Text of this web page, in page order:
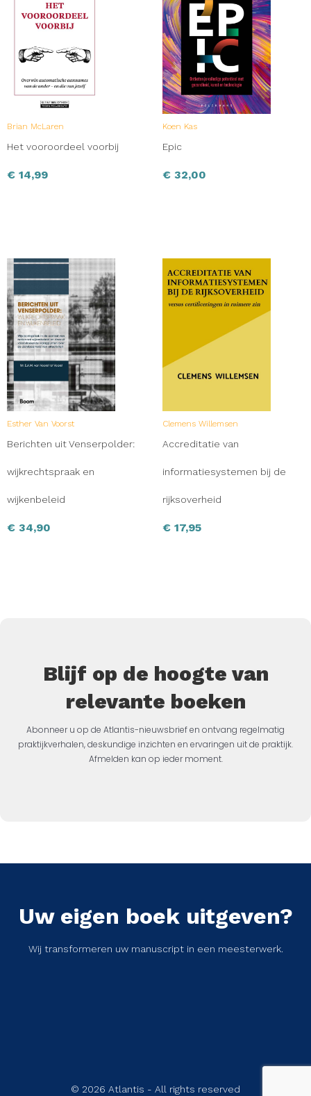
Brian McLaren
Het vooroordeel voorbij
€ 14,99
Koen Kas
Epic
€ 32,00
Esther Van Voorst
Berichten uit Venserpolder:
wijkrechtspraak en
wijkenbeleid
€ 34,90
Clemens Willemsen
Accreditatie van
informatiesystemen bij de
rijksoverheid
€ 17,95
Blijf op de hoogte van
relevante boeken
Abonneer u op de Atlantis-nieuwsbrief en ontvang regelmatig
praktijkverhalen, deskundige inzichten en ervaringen uit de praktijk.
Afmelden kan op ieder moment.
Uw eigen boek uitgeven?
Wij transformeren uw manuscript in een meesterwerk.
© 2026 Atlantis - All rights reserved